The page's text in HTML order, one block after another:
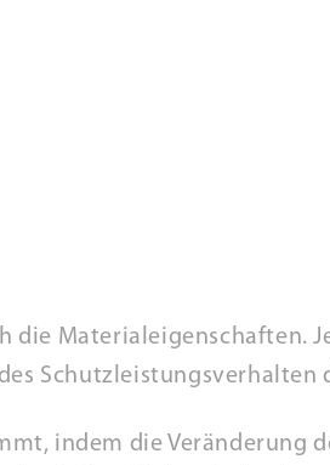
die Materialeigenschaften.
Schutzleistungsverhalten
indem die Veränderung